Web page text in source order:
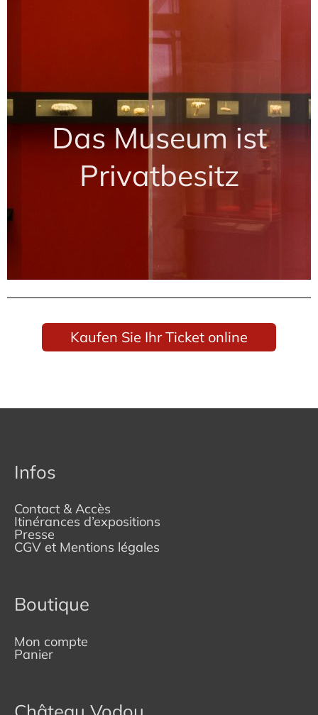
Das Museum ist
Privatbesitz
Kaufen Sie Ihr Ticket online
Infos
Contact & Accès
Itinérances d’expositions
Presse
CGV et Mentions légales
Boutique
Mon compte
Panier